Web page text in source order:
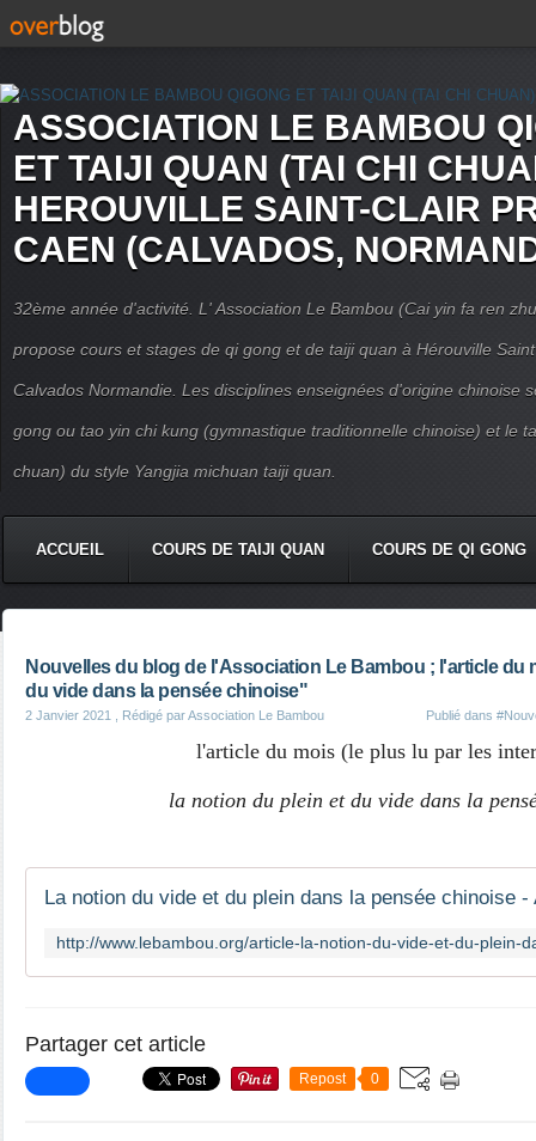
ASSOCIATION LE BAMBOU
ET TAIJI QUAN (TAI CHI
HEROUVILLE SAINT-CLAIR
CAEN (CALVADOS,
32ème année d'activité. L' Association Le Bambou (Cai yin fa ren
propose cours et stages de qi gong et de taiji quan à Hérouville
Calvados Normandie. Les disciplines enseignées d'origine chinoise
gong ou tao yin chi kung (gymnastique traditionnelle chinoise) et le
chuan) du style Yangjia michuan taiji quan.
ACCUEIL COURS DE TAIJI QUAN COURS DE QI GONG
Nouvelles du blog de l'Association Le Bambou ; l'article du
du vide dans la pensée chinoise"
2 Janvier 2021 , Rédigé par Association Le Bambou Publié dans
l'article du mois (le plus lu par les
la notion du plein et du vide dans la
Partager cet article
Repost 0